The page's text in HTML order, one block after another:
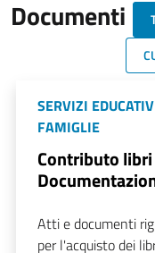
Documenti
SERVIZI
FAMIGLIE
Contributo
Atti e documenti
per l'acquisto dei